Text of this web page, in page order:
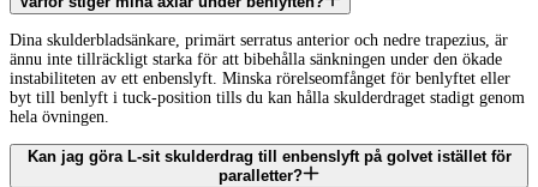
Dina skulderbladsänkare, primärt serratus anterior och nedre trapezius, är
ännu inte tillräckligt starka för att bibehålla sänkningen under den ökade
instabiliteten av ett enbenslyft. Minska rörelseomfånget för benlyftet eller
byt till benlyft i tuck-position tills du kan hålla skulderdraget stadigt genom
hela övningen.
Kan jag göra L-sit skulderdrag till enbenslyft på golvet istället för
paralletter?